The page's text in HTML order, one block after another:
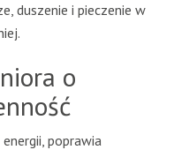
duszenie i pieczenie w
o
poprawia